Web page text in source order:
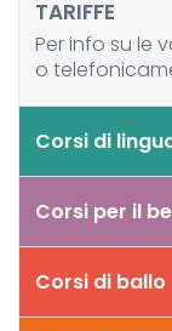
TARIFFE
Per info su le
o
Corsi di
Corsi per il
Corsi di ballo